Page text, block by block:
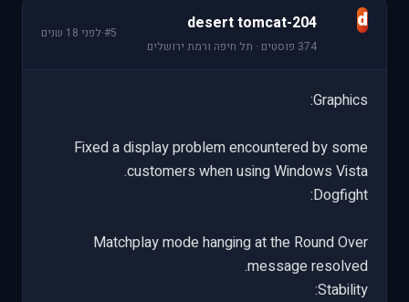
d
desert tomcat-204
374 פוסטים · תל חיפה ורמת ירושלים
#5
·לפני 18 שנים
Graphics:
Fixed a display problem encountered by some
customers when using Windows Vista.
Dogfight:
Matchplay mode hanging at the Round Over
message resolved.
Stability: